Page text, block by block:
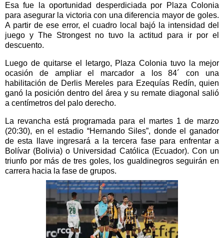
Esa fue la oportunidad desperdiciada por Plaza Colonia
para asegurar la victoria con una diferencia mayor de goles.
A partir de ese error, el cuadro local bajó la intensidad del
juego y The Strongest no tuvo la actitud para ir por el
descuento.
Luego de quitarse el letargo, Plaza Colonia tuvo la mejor
ocasión de ampliar el marcador a los 84´ con una
habilitación de Derlis Mereles para Ezequías Redín, quien
ganó la posición dentro del área y su remate diagonal salió
a centímetros del palo derecho.
La revancha está programada para el martes 1 de marzo
(20:30), en el estadio “Hernando Siles”, donde el ganador
de esta llave ingresará a la tercera fase para enfrentar a
Bolívar (Bolivia) o Universidad Católica (Ecuador). Con un
triunfo por más de tres goles, los gualdinegros seguirán en
carrera hacia la fase de grupos.